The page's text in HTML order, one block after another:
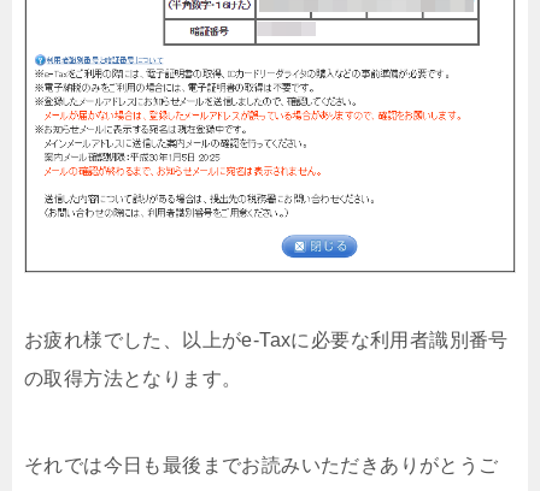
お疲れ様でした、以上がe-Taxに必要な利用者識別番号
の取得方法となります。
それでは今日も最後までお読みいただきありがとうご